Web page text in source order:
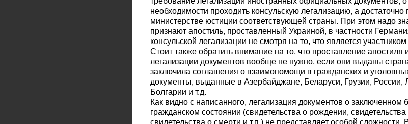
необходимости проходить консульскую легализацию, а достаточно
министерстве юстиции соответствующей страны. При этом надо
признают апостиль, проставленный Украиной, в частности
консульской легализации не смотря на то, что является
Стоит также обратить внимание на то, что проставление апостиля
легализации документов вообще не нужно, если они выданы
заключила соглашения о взаимопомощи в гражданских и
документы, выданные в Азербайджане, Беларуси, Грузии,
Болгарии и т.д.
Как видно с написанного, легализация документов о заключенном
гражданском состоянии (свидетельства о рождении,
свидетельства о смерти и т.п.) не представляет особой